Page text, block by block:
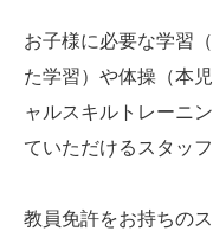
お子様に必要な学習
た学習）や体操（本
ャルスキルトレーニ
ていただけるスタッ
教員免許をお持ちの